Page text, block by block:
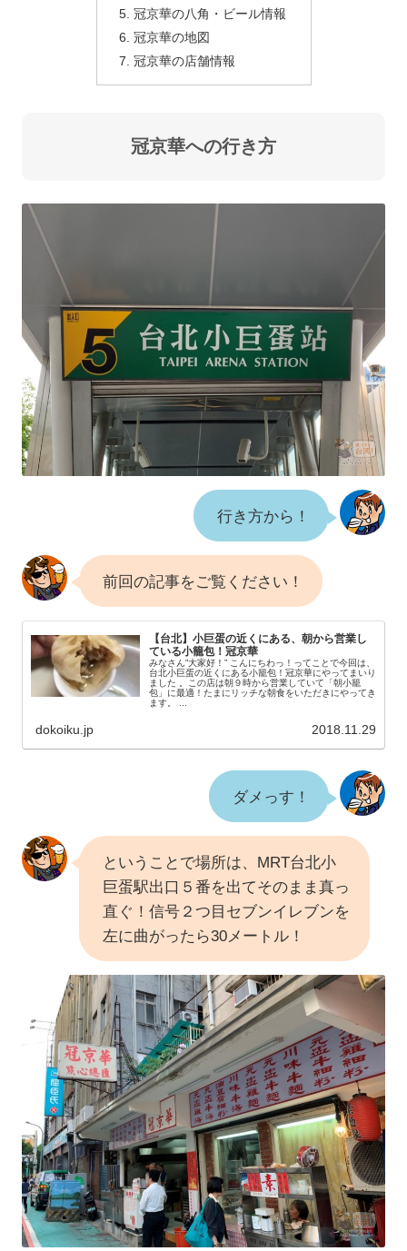
冠京華の八角・ビール情報
冠京華の地図
冠京華の店舗情報
冠京華への行き方
行き方から！
前回の記事をご覧ください！
【台北】小巨蛋の近くにある、朝から営業し
ている小籠包！冠京華
みなさん”大家好！” こんにちわっ！ってことで今回は、
台北小巨蛋の近くにある小籠包！冠京華にやってまいり
ました 。この店は朝９時から営業していて「朝小籠
包」に最適！たまにリッチな朝食をいただきにやってき
ます。 ...
dokoiku.jp 2018.11.29
ダメっす！
ということで場所は、MRT台北小
巨蛋駅出口５番を出てそのまま真っ
直ぐ！信号２つ目セブンイレブンを
左に曲がったら30メートル！